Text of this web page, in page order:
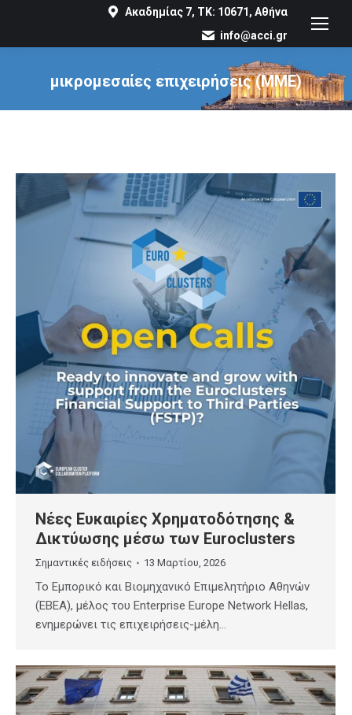
Ακαδημίας 7, ΤΚ: 10671, Αθήνα
info@acci.gr
μικρομεσαίες επιχειρήσεις (ΜΜΕ)
You are here:
Νέες Ευκαιρίες Χρηματοδότησης &
Δικτύωσης μέσω των Euroclusters
Σημαντικές ειδήσεις 13 Μαρτίου, 2026
Το Εμπορικό και Βιομηχανικό Επιμελητήριο Αθηνών
(ΕΒΕΑ), μέλος του Enterprise Europe Network Hellas,
ενημερώνει τις επιχειρήσεις-μέλη…